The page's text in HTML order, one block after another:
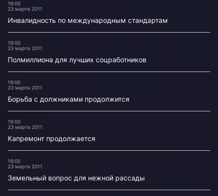
19:00
23 марта 2011
Инвалидность по международным стандартам
19:00
23 марта 2011
Полмиллиона для лучших соцработников
19:00
23 марта 2011
Борьба с должниками продолжится
19:00
23 марта 2011
Капремонт продолжается
19:00
23 марта 2011
Земельный вопрос для нежной рассады